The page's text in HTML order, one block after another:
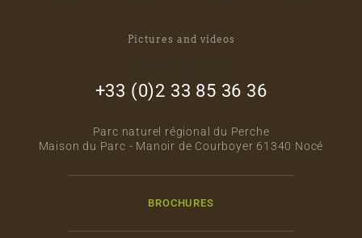
Pictures and videos
+33 (0)2 33 85 36 36
Parc naturel régional du Perche
Maison du Parc - Manoir de Courboyer 61340 Nocé
BROCHURES